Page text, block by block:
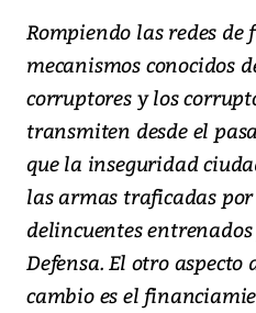
Rompiendo las redes de
mecanismos conocidos
corruptores y los
transmiten desde el
que la inseguridad
las armas traficadas
delincuentes
Defensa. El otro aspecto
cambio es el